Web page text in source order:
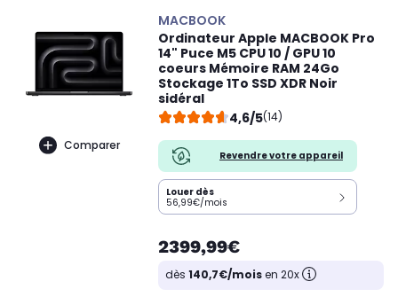
Comparer
MACBOOK
Ordinateur Apple MACBOOK Pro
14" Puce M5 CPU 10 / GPU 10
coeurs Mémoire RAM 24Go
Stockage 1To SSD XDR Noir
sidéral
4,6/5(14)
Revendre votre appareil
Louer dès
56,99€/mois
2399,99€
dès 140,7€/moisen 20x